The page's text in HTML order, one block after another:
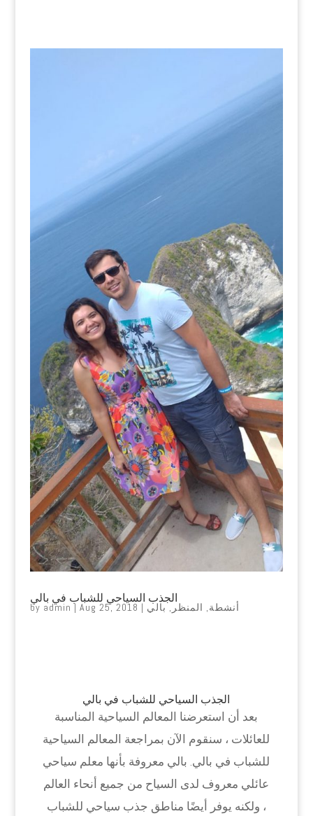
الجذب السياحي للشباب في بالي
by admin | Aug 25, 2018 | أنشطة, المنظر ,بالي
الجذب السياحي للشباب في بالي
بعد أن استعرضنا المعالم السياحية المناسبة
للعائلات ، سنقوم الآن بمراجعة المعالم السياحية
للشباب في بالي. بالي معروفة بأنها معلم سياحي
عائلي معروف لدى السياح من جميع أنحاء العالم
، ولكنه يوفر أيضًا مناطق جذب سياحي للشباب